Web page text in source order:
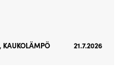
, KAUKOLÄMPÖ 21.7.2026